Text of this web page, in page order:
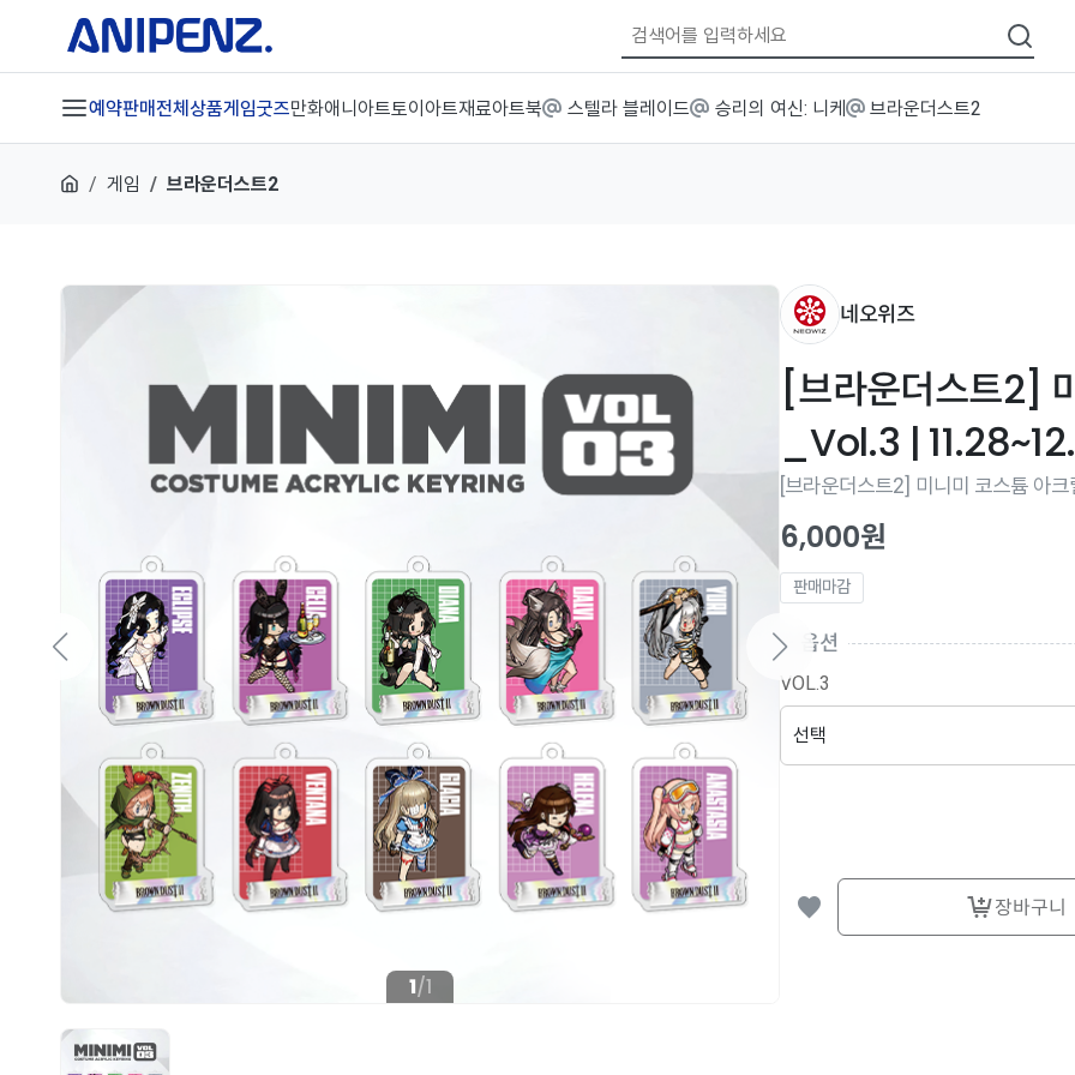
예약판매전체상품게임굿즈만화애니 아트토이 아트재료아트북 스텔라 블레이드 승리의 여신: 니케 브라운더스트2
게임 브라운더스트2
1/1
네오위즈
[브라운더스트2]
_Vol.3 |
[브라운더스트2] 미니미 코스튬 아
6,000원
판매마감
옵션
VOL.3
장바구니